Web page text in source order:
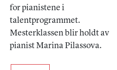
for pianistene i
talentprogrammet.
Mesterklassen blir holdt av
pianist Marina Pilassova.